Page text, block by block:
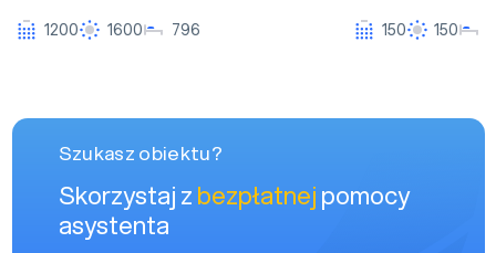
1200
1600 796
150
150
Szukasz obiektu?
Skorzystaj zbezpłatnejpomocy
asystenta